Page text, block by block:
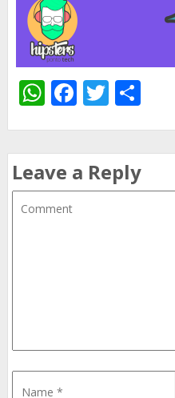
WhatsApp
Facebook
Twitter
Leave a Reply